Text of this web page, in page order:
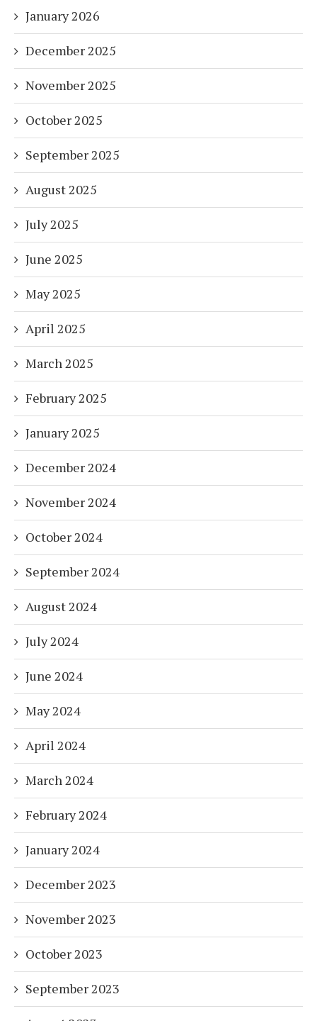
January 2026
December 2025
November 2025
October 2025
September 2025
August 2025
July 2025
June 2025
May 2025
April 2025
March 2025
February 2025
January 2025
December 2024
November 2024
October 2024
September 2024
August 2024
July 2024
June 2024
May 2024
April 2024
March 2024
February 2024
January 2024
December 2023
November 2023
October 2023
September 2023